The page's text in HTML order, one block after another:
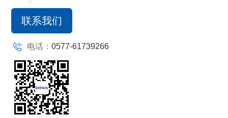
联系我们
电话：0577-61739266